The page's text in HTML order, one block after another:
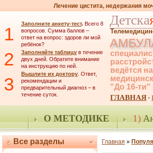
Лечение цистита, недержания
1 Заполните анкету-тест. Всего 8
вопросов. Сумма баллов –
ответ на вопрос: здоров ли мой
ребёнок?
2 Заполняйте таблицу в течение
двух дней. Обратите внимание
на инструкцию по ней.
3 Вышлите их доктору. Ответ,
рекомендации и
предварительный диагноз – в
течение суток.
Детска
ведётся
"До 16-ти"
ГЛАВНАЯ ·
О МЕТОДИКЕ 1)
Все разделы Главная »